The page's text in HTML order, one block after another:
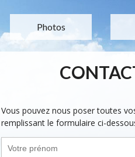
Photos
Vous pouvez nous poser toutes
remplissant le formulaire ci-